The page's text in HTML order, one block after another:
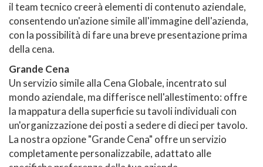
il team tecnico creerà elementi di contenuto aziendale,
consentendo un'azione simile all'immagine dell'azienda,
con la possibilità di fare una breve presentazione prima
della cena.
Grande Cena
Un servizio simile alla Cena Globale, incentrato sul
mondo aziendale, ma differisce nell'allestimento: offre
la mappatura della superficie su tavoli individuali con
un'organizzazione dei posti a sedere di dieci per tavolo.
La nostra opzione "Grande Cena" offre un servizio
completamente personalizzabile, adattato alle